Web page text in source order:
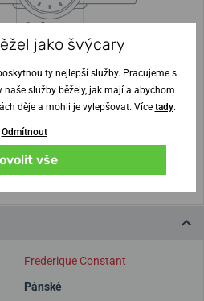
Průměr pouzdra
42,3 x 30 mm
jisti velikostí?
vzory velikostí
Měřítko: Výchozí)
Frederique Constant
Pánské
jako švýcary
ty nejlepší služby. Pracujeme s
služby běžely, jak mají a abychom
děje a mohli je vylepšovat. Více tady.
Odmítnout
vše